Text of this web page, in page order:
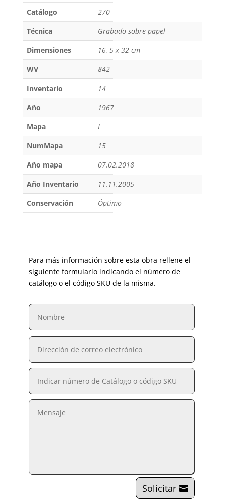
Catálogo
270
Técnica
Grabado sobre papel
Dimensiones
16, 5 x 32 cm
WV
842
Inventario
14
Año
1967
Mapa
I
NumMapa
15
Año mapa
07.02.2018
Año Inventario
11.11.2005
Conservación
Óptimo
Para más información sobre esta obra rellene el
siguiente formulario indicando el número de
catálogo o el código SKU de la misma.
Solicitar